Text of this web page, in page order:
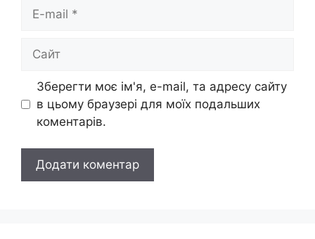
mail
Зберегти моє ім'я, e-mail, та адресу сайту
в цьому браузері для моїх подальших
коментарів.